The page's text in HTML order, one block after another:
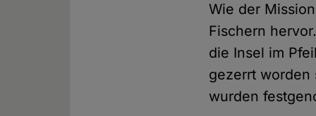
Wie der
Fischern
die Insel im
gezerrt worden
wurden